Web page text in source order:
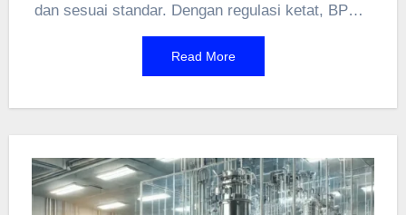
dan sesuai standar. Dengan regulasi ketat, BPOM
Indonesia melindungi konsumen dari produk
berbahaya. Penting bagi kita untuk memahami
Read More